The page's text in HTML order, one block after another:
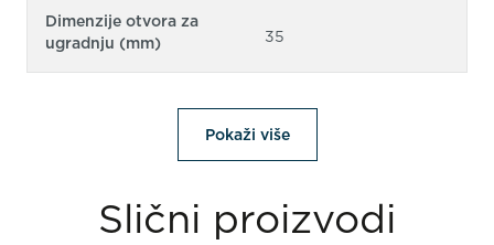
Dimenzije otvora za
ugradnju (mm)
35
Pokaži više
Slični proizvodi